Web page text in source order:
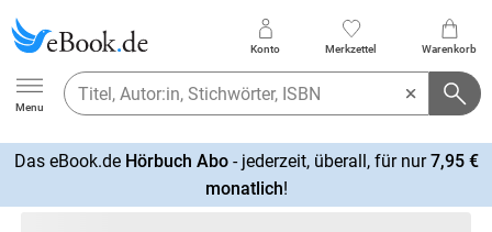
Ebook.de
Menu
Konto Merkzettel Warenkorb
Das eBook.de Hörbuch Abo- jederzeit, überall, für nur7,95 €
monatlich!